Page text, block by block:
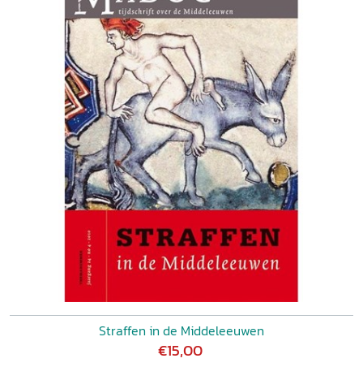
Straffen in de Middeleeuwen
€15,00